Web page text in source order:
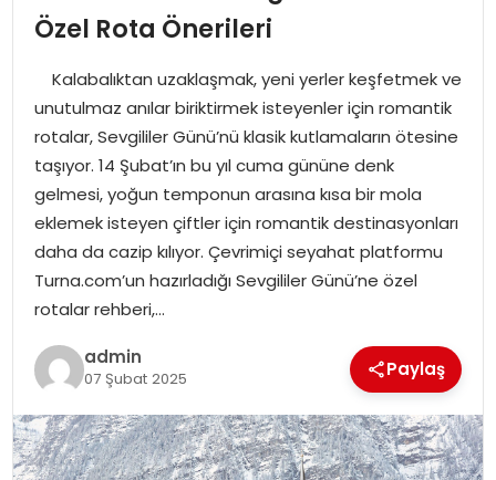
İDEAL YAŞAM
İDEAL SPOR
YAŞAM
MAGAZIN
SAĞLIK
SOSYAL HABER
Özel Rota Önerileri
Kalabalıktan uzaklaşmak, yeni yerler keşfetmek ve
unutulmaz anılar biriktirmek isteyenler için romantik
rotalar, Sevgililer Günü’nü klasik kutlamaların ötesine
taşıyor. 14 Şubat’ın bu yıl cuma gününe denk
gelmesi, yoğun temponun arasına kısa bir mola
eklemek isteyen çiftler için romantik destinasyonları
daha da cazip kılıyor. Çevrimiçi seyahat platformu
Turna.com’un hazırladığı Sevgililer Günü’ne özel
rotalar rehberi,…
admin
07 Şubat 2025 Paylaş